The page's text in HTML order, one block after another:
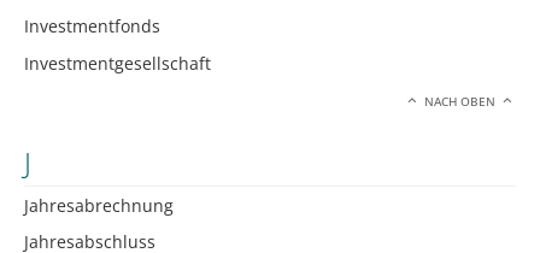
Investmentfonds
Investmentgesellschaft
NACH OBEN
J
Jahresabrechnung
Jahresabschluss